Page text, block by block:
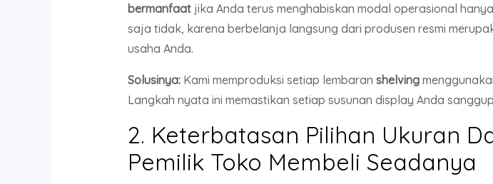
bermanfaatjika Anda terus menghabiskan modal operasional
saja tidak, karena berbelanja langsung dari produsen resmi
usaha Anda.
Solusinya:Kami memproduksi setiap lembaran shelving
Langkah nyata ini memastikan setiap susunan display Anda
2. Keterbatasan Pilihan Ukuran
Pemilik Toko Membeli Seadanya